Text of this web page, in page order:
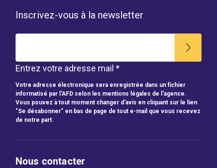
Inscrivez-vous à la newsletter
Entrez votre adresse mail *
Votre adresse électronique sera enregistrée dans un fichier
informatisé par l'AFD selon les mentions légales de l'agence.
Vous pouvez à tout moment changer d'avis en cliquant sur le lien
"Se désabonner" en bas de page de tout e-mail que vous recevez
de notre part.
Nous contacter